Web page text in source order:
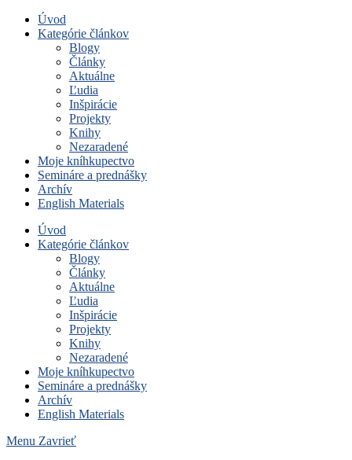
Úvod
Kategórie článkov
Blogy
Články
Aktuálne
Ľudia
Inšpirácie
Projekty
Knihy
Nezaradené
Moje kníhkupectvo
Semináre a prednášky
Archív
English Materials
Úvod
Kategórie článkov
Blogy
Články
Aktuálne
Ľudia
Inšpirácie
Projekty
Knihy
Nezaradené
Moje kníhkupectvo
Semináre a prednášky
Archív
English Materials
Menu Zavrieť